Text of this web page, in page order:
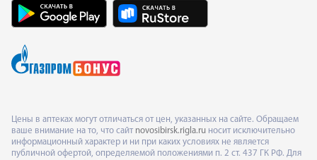
Цены в аптеках могут отличаться от цен, указанных на сайте. Обращаем
ваше внимание на то, что сайт novosibirsk.rigla.ru носит исключительно
информационный характер и ни при каких условиях не является
публичной офертой, определяемой положениями п. 2 ст. 437 ГК РФ. Для